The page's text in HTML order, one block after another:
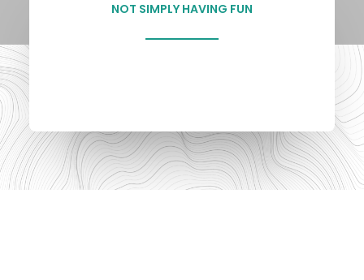
NOT SIMPLY HAVING FUN